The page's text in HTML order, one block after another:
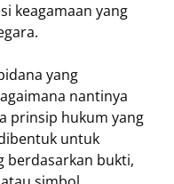
keagamaan yang
yang
nantinya
prinsip hukum yang
untuk
berdasarkan bukti,